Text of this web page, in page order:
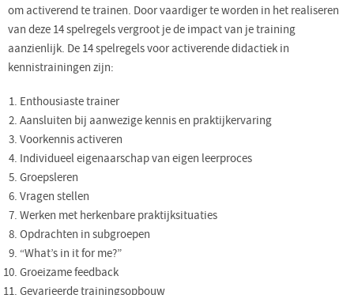
om activerend te trainen. Door vaardiger te worden in het realiseren
van deze 14 spelregels vergroot je de impact van je training
aanzienlijk. De 14 spelregels voor activerende didactiek in
kennistrainingen zijn:
Enthousiaste trainer
Aansluiten bij aanwezige kennis en praktijkervaring
Voorkennis activeren
Individueel eigenaarschap van eigen leerproces
Groepsleren
Vragen stellen
Werken met herkenbare praktijksituaties
Opdrachten in subgroepen
“What’s in it for me?”
Groeizame feedback
Gevarieerde trainingsopbouw